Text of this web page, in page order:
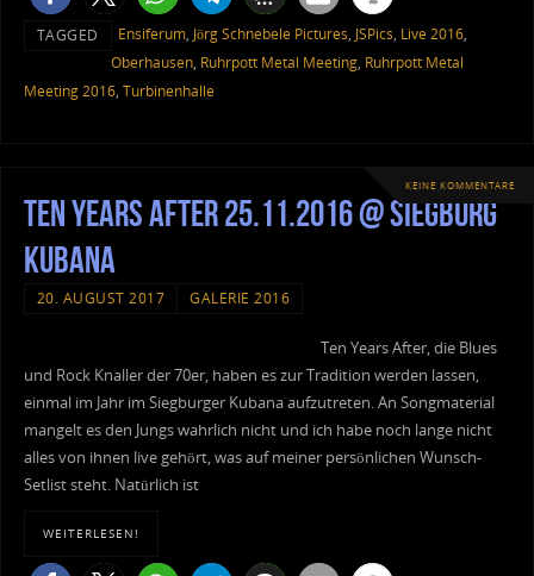
TAGGED Ensiferum, Jörg Schnebele Pictures, JSPics, Live 2016,
Oberhausen, Ruhrpott Metal Meeting, Ruhrpott Metal
Meeting 2016, Turbinenhalle
KEINE KOMMENTARE
Ten Years After 25.11.2016 @ Siegburg
Kubana
20. AUGUST 2017 GALERIE 2016
Ten Years After, die Blues
und Rock Knaller der 70er, haben es zur Tradition werden lassen,
einmal im Jahr im Siegburger Kubana aufzutreten. An Songmaterial
mangelt es den Jungs wahrlich nicht und ich habe noch lange nicht
alles von ihnen live gehört, was auf meiner persönlichen Wunsch-
Setlist steht. Natürlich ist
WEITERLESEN!